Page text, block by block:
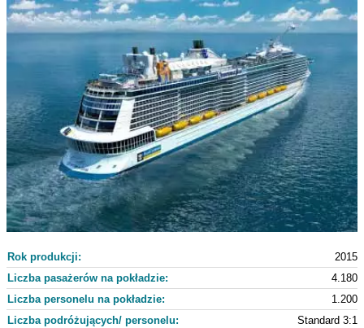
Rok produkcji:
2015
Liczba pasażerów na pokładzie:
4.180
Liczba personelu na pokładzie:
1.200
Liczba podróżujących/ personelu:
Standard 3:1